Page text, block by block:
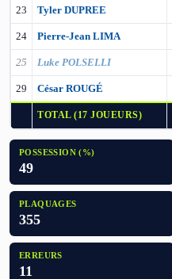
23 Tyler DUPREE
24 Pierre-Jean LIMA
25 Luke POLSELLI
29 César ROUGÉ
TOTAL (17 JOUEURS)
POSSESSION (%)
49
PLAQUAGES
355
ERREURS
11